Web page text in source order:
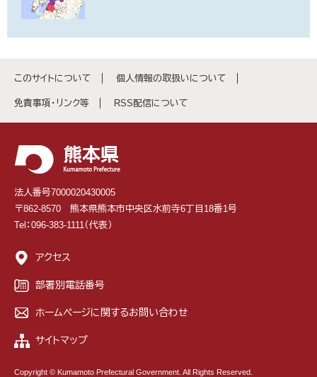
このサイトについて 個人情報の取扱いについて
免責事項・リンク等 RSS配信について
法人番号7000020430005
〒862-8570 熊本県熊本市中央区水前寺6丁目18番1号
Tel：096-383-1111（代表）
アクセス
部署別電話番号
ホームページに関するお問い合わせ
サイトマップ
Copyright © Kumamoto Prefectural Government. All Rights Reserved.